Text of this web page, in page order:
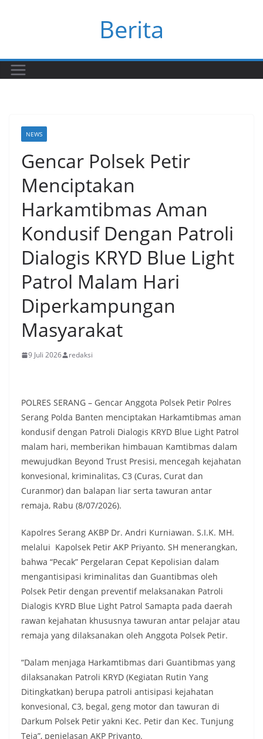
Berita
NEWS
Gencar Polsek Petir
Menciptakan
Harkamtibmas Aman
Kondusif Dengan Patroli
Dialogis KRYD Blue Light
Patrol Malam Hari
Diperkampungan
Masyarakat
9 Juli 2026 redaksi
POLRES SERANG – Gencar Anggota Polsek Petir Polres
Serang Polda Banten menciptakan Harkamtibmas aman
kondusif dengan Patroli Dialogis KRYD Blue Light Patrol
malam hari, memberikan himbauan Kamtibmas dalam
mewujudkan Beyond Trust Presisi, mencegah kejahatan
konvesional, kriminalitas, C3 (Curas, Curat dan
Curanmor) dan balapan liar serta tawuran antar
remaja, Rabu (8/07/2026).
Kapolres Serang AKBP Dr. Andri Kurniawan. S.I.K. MH.
melalui Kapolsek Petir AKP Priyanto. SH menerangkan,
bahwa “Pecak” Pergelaran Cepat Kepolisian dalam
mengantisipasi kriminalitas dan Guantibmas oleh
Polsek Petir dengan preventif melaksanakan Patroli
Dialogis KYRD Blue Light Patrol Samapta pada daerah
rawan kejahatan khususnya tawuran antar pelajar atau
remaja yang dilaksanakan oleh Anggota Polsek Petir.
“Dalam menjaga Harkamtibmas dari Guantibmas yang
dilaksanakan Patroli KRYD (Kegiatan Rutin Yang
Ditingkatkan) berupa patroli antisipasi kejahatan
konvesional, C3, begal, geng motor dan tawuran di
Darkum Polsek Petir yakni Kec. Petir dan Kec. Tunjung
Teja”, penjelasan AKP Priyanto.